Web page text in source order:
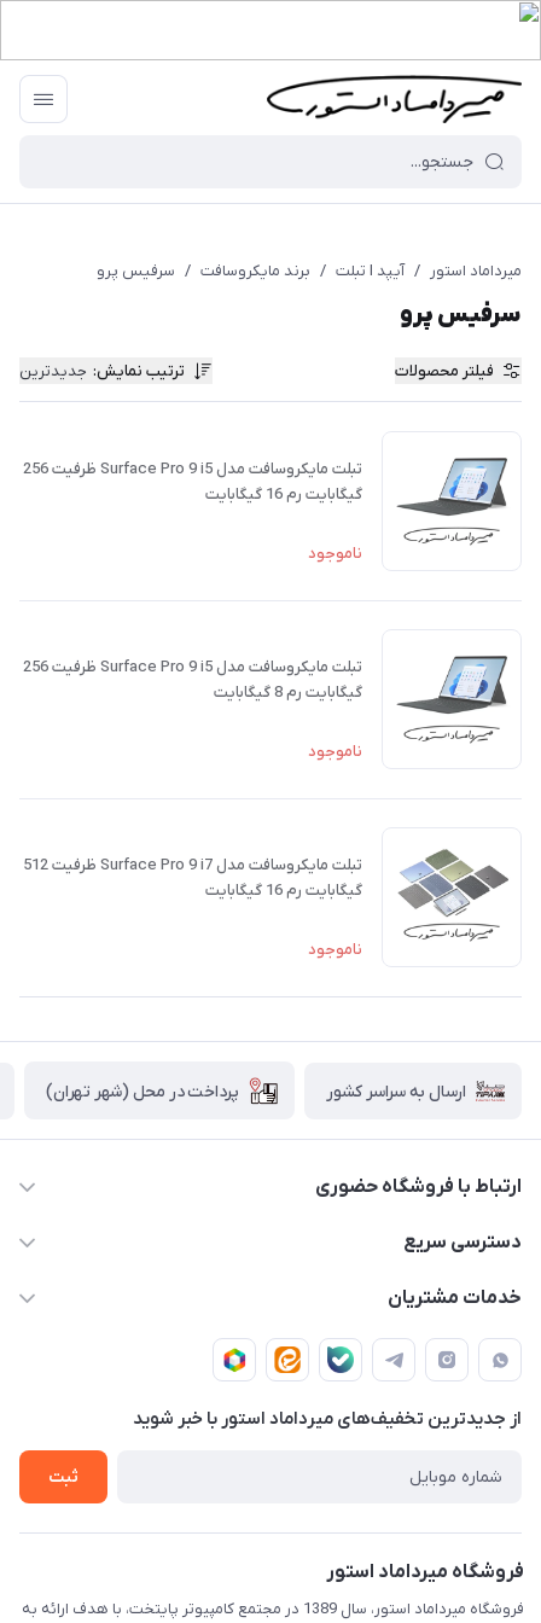
میرداماد استور / آیپد I تبلت / برند مایکروسافت / سرفیس پرو
سرفیس پرو
فیلتر محصولات ترتیب نمایش: جدیدترین
تبلت مایکروسافت مدل Surface Pro 9 i5 ظرفیت 256
گیگابایت رم 16 گیگابایت
ناموجود
تبلت مایکروسافت مدل Surface Pro 9 i5 ظرفیت 256
گیگابایت رم 8 گیگابایت
ناموجود
تبلت مایکروسافت مدل Surface Pro 9 i7 ظرفیت 512
گیگابایت رم 16 گیگابایت
ناموجود
ارسال به سراسر کشور پرداخت در محل (شهر تهران)
ارتباط با فروشگاه حضوری
02188874370 - 02188874371
پایتخت - طبقه اول - واحد 172
دسترسی سریع
صـفـحـه اصـلـی
دربـاره مـیـردامـاد اسـتـور
خدمات مشتریان
قـوانـیـن و مـقـررات
روش هـای پـرداخـت
تـیـکـت بـه پـشـتـیـبـانـی
از جدید‌ترین تخفیف‌های میرداماد استور با‌ خبر شوید
ثبت
فروشگاه میرداماد استور
فروشگاه میرداماد استور، سال 1389 در مجتمع کامپیوتر پایتخت، با هدف ارائه به